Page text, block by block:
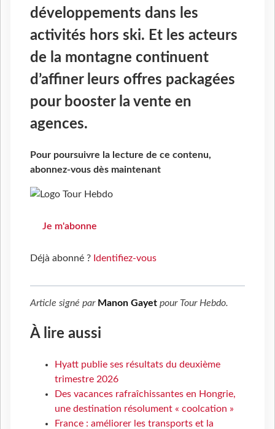
développements dans les
activités hors ski. Et les acteurs
de la montagne continuent
d’affiner leurs offres packagées
pour booster la vente en
agences.
Pour poursuivre la lecture de ce contenu,
abonnez-vous dès maintenant
Je m'abonne
Déjà abonné ? Identifiez-vous
Article signé par Manon Gayet pour Tour Hebdo.
À lire aussi
Hyatt publie ses résultats du deuxième
trimestre 2026
Des vacances rafraîchissantes en Hongrie,
une destination résolument « coolcation »
France : améliorer les transports et la